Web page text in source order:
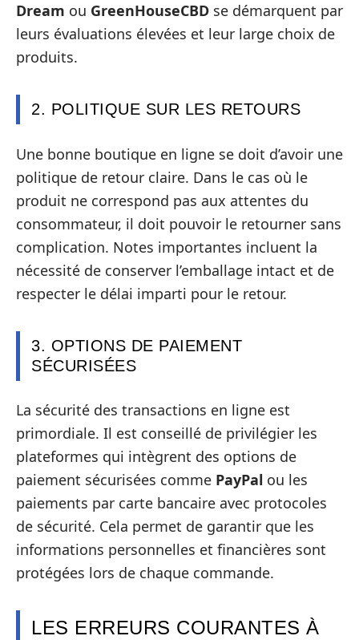
Dream ou GreenHouseCBD se démarquent par
leurs évaluations élevées et leur large choix de
produits.
2. POLITIQUE SUR LES RETOURS
Une bonne boutique en ligne se doit d’avoir une
politique de retour claire. Dans le cas où le
produit ne correspond pas aux attentes du
consommateur, il doit pouvoir le retourner sans
complication. Notes importantes incluent la
nécessité de conserver l’emballage intact et de
respecter le délai imparti pour le retour.
3. OPTIONS DE PAIEMENT
SÉCURISÉES
La sécurité des transactions en ligne est
primordiale. Il est conseillé de privilégier les
plateformes qui intègrent des options de
paiement sécurisées comme PayPal ou les
paiements par carte bancaire avec protocoles
de sécurité. Cela permet de garantir que les
informations personnelles et financières sont
protégées lors de chaque commande.
LES ERREURS COURANTES À